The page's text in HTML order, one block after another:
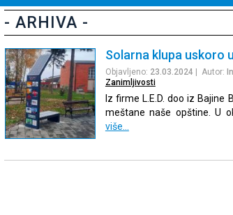
- ARHIVA -
Solarna klupa uskoro
Objavljeno: 23.03.2024 | Autor:
Zanimljivosti
Iz firme L.E.D. doo iz
meštane naše opštine. U
više…